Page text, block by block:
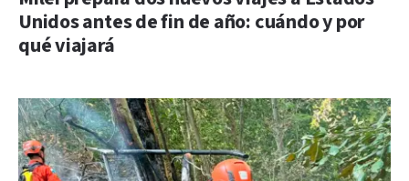
Unidos antes de fin de año: cuándo y por
qué viajará